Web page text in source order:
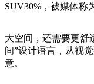
SUV30%，被媒体称
大空间，还需要更舒
间”设计语言，从视
意。